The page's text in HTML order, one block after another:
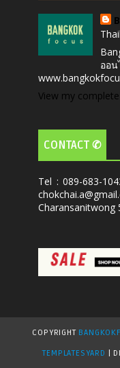
ออ
View my
CONTACT ✆
Tel : 089-683-
Charansanitwong
COPYRIGHT
TEMPLATESYARD
|